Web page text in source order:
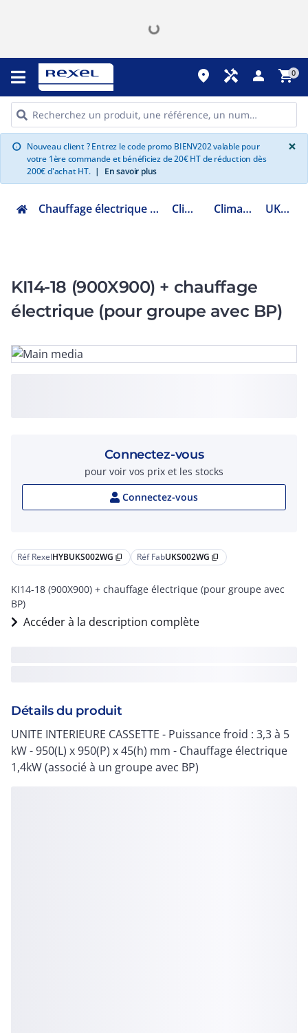
place handyman person shopping_cart0
info Nouveau client ? Entrez le code promo BIENV202 valable pour
votre 1ère commande et bénéficiez de 20€ HT de réduction dès
200€ d'achat HT. | En savoir plus
×
Chauffage électrique climatisation ventilation Climatisation Climatiseur split UKS002WG
KI14-18 (900X900) + chauffage
électrique (pour groupe avec BP)
Réf RexelHYBUKS002WG content_copy Réf FabUKS002WG content_copy
KI14-18 (900X900) + chauffage électrique (pour groupe avec
BP)
Accéder à la description complète
Détails du produit
UNITE INTERIEURE CASSETTE - Puissance froid : 3,3 à 5
kW - 950(L) x 950(P) x 45(h) mm - Chauffage électrique
1,4kW (associé à un groupe avec BP)
Connectez-vous
pour voir vos prix et les stocks
Connectez-vous